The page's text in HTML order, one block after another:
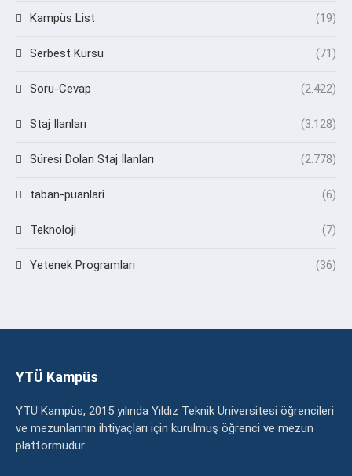
Kampüs List (19)
Serbest Kürsü (71)
Soru-Cevap (2.422)
Staj İlanları (3.128)
Süresi Dolan Staj İlanları (2.778)
taban-puanlari (6)
Teknoloji (7)
Yetenek Programları (36)
YTÜ Kampüs
YTÜ Kampüs, 2015 yılında Yıldız Teknik Üniversitesi öğrencileri
ve mezunlarının ihtiyaçları için kurulmuş öğrenci ve mezun
platformudur.